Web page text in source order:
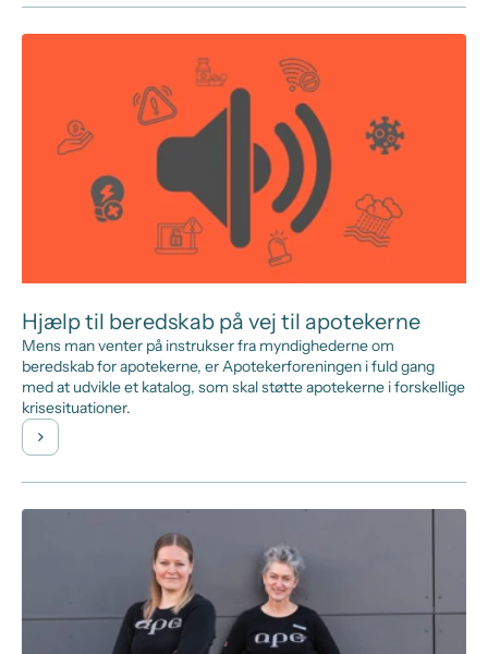
Hjælp til beredskab på vej til apotekerne
Mens man venter på instrukser fra myndighederne om
beredskab for apotekerne, er Apotekerforeningen i fuld gang
med at udvikle et katalog, som skal støtte apotekerne i forskellige
krisesituationer.